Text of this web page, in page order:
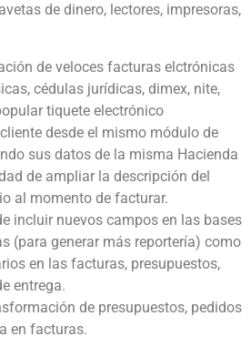
de dinero, lectores, impresoras,
de veloces facturas elctrónicas
cédulas jurídicas, dimex, nite,
tiquete electrónico
desde el mismo módulo de
sus datos de la misma Hacienda
de ampliar la descripción del
al momento de facturar.
incluir nuevos campos en las bases
(para generar más reportería) como
en las facturas, presupuestos,
entrega.
de presupuestos, pedidos
en facturas.